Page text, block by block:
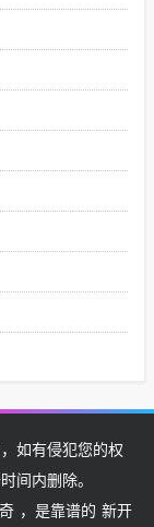
如有侵犯您的权
间内删除。
，是靠谱的 新开